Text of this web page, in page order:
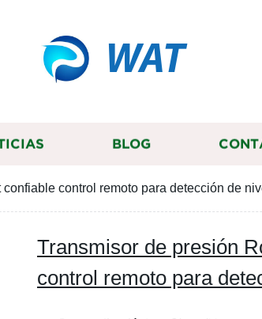
WAT
BLOG
control remoto para detección de
Transmisor de presión
control remoto para